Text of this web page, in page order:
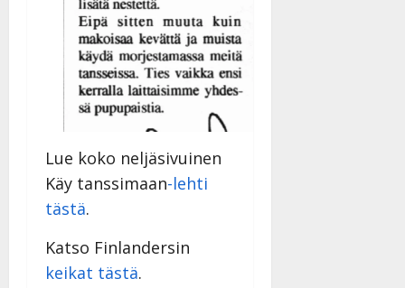
Lue koko neljäsivuinen
Käy tanssimaan-lehti
tästä.
Katso Finlandersin
keikat tästä.